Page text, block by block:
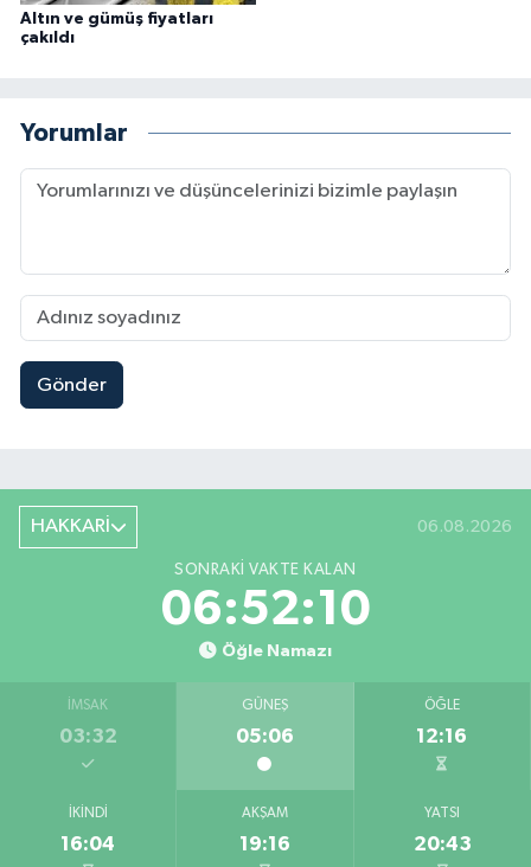
Altın ve gümüş fiyatları
çakıldı
Yorumlar
Gönder
HAKKARİ 06.08.2026
SONRAKI VAKTE KALAN
06:52:10
Öğle Namazı
İMSAK
03:32
GÜNEŞ
05:06
ÖĞLE
12:16
İKINDI
16:04
AKŞAM
19:16
YATSI
20:43